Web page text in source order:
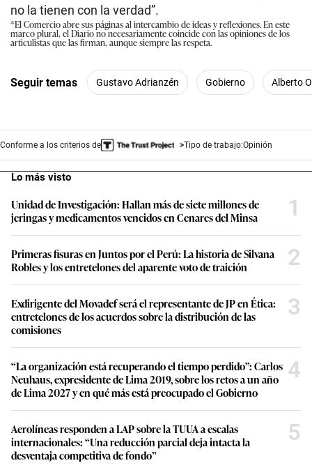
no la tienen con la verdad”.
*El Comercio abre sus páginas al intercambio de ideas y reflexiones. En este
marco plural, el Diario no necesariamente coincide con las opiniones de los
articulistas que las firman, aunque siempre las respeta.
Seguir temas Gustavo Adrianzén Gobierno Alberto
Conforme a los criterios de Tipo de trabajo:Opinión
Lo más visto
Unidad de Investigación: Hallan más de siete millones de
jeringas y medicamentos vencidos en Cenares del Minsa
1
Primeras fisuras en Juntos por el Perú: La historia de Silvana
Robles y los entretelones del aparente voto de traición
2
Exdirigente del Movadef será el representante de JP en Ética:
entretelones de los acuerdos sobre la distribución de las
comisiones
3
“La organización está recuperando el tiempo perdido”: Carlos
Neuhaus, expresidente de Lima 2019, sobre los retos a un año
de Lima 2027 y en qué más está preocupado el Gobierno
4
Aerolíneas responden a LAP sobre la TUUA a escalas
internacionales: “Una reducción parcial deja intacta la
desventaja competitiva de fondo”
5